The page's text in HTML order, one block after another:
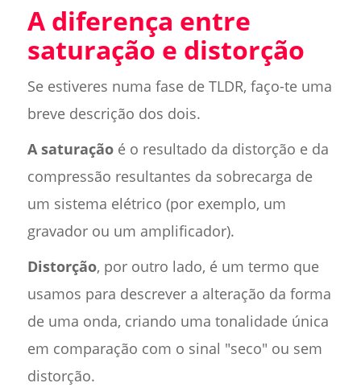
A diferença entre
saturação e distorção
Se estiveres numa fase de TLDR, faço-te uma
breve descrição dos dois.
A saturaçãoé o resultado da distorção e da
compressão resultantes da sobrecarga de
um sistema elétrico (por exemplo, um
gravador ou um amplificador).
Distorção, por outro lado, é um termo que
usamos para descrever a alteração da forma
de uma onda, criando uma tonalidade única
em comparação com o sinal "seco" ou sem
distorção.